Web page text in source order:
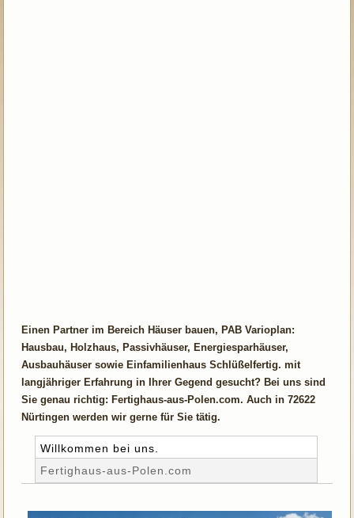
Einen Partner im Bereich Häuser bauen, PAB Varioplan:
Hausbau, Holzhaus, Passivhäuser, Energiesparhäuser,
Ausbauhäuser sowie Einfamilienhaus Schlüßelfertig. mit
langjähriger Erfahrung in Ihrer Gegend gesucht? Bei uns sind
Sie genau richtig: Fertighaus-aus-Polen.com. Auch in 72622
Nürtingen werden wir gerne für Sie tätig.
Willkommen bei uns.
Fertighaus-aus-Polen.com